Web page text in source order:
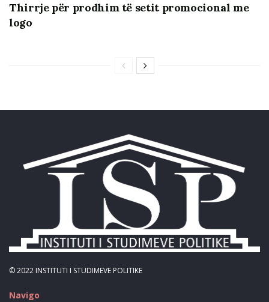
Thirrje për prodhim të setit promocional me
logo
© 2022 INSTITUTI I STUDIMEVE POLITIKE
Navigo